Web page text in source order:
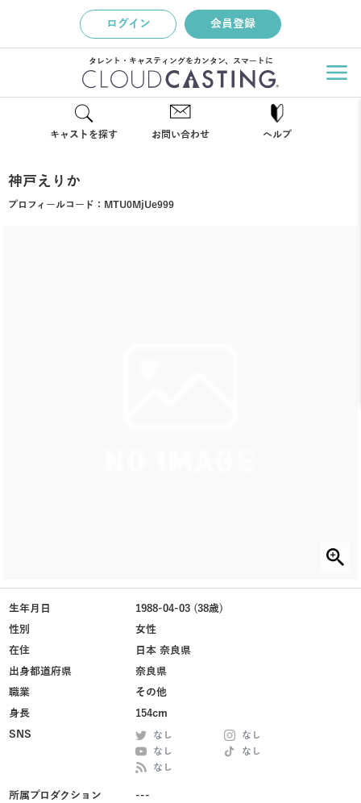
ログイン 会員登録
タレント・キャスティングをカンタン、スマートに
キャストを探す お問い合わせ ヘルプ
神戸えりか
プロフィールコード： MTU0MjUe999
生年月日
1988-04-03 (38歳)
性別
女性
在住
日本 奈良県
出身都道府県
奈良県
職業
その他
身長
154cm
SNS
なし
なし
なし
なし
なし
所属プロダクション ---